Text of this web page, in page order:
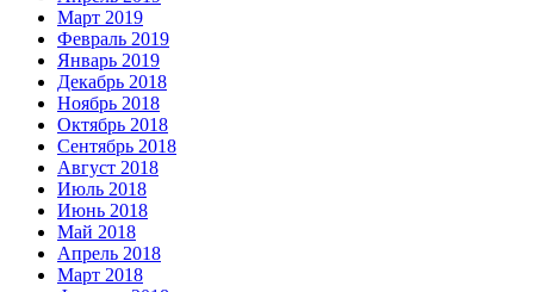
Март 2019
Февраль 2019
Январь 2019
Декабрь 2018
Ноябрь 2018
Октябрь 2018
Сентябрь 2018
Август 2018
Июль 2018
Июнь 2018
Май 2018
Апрель 2018
Март 2018